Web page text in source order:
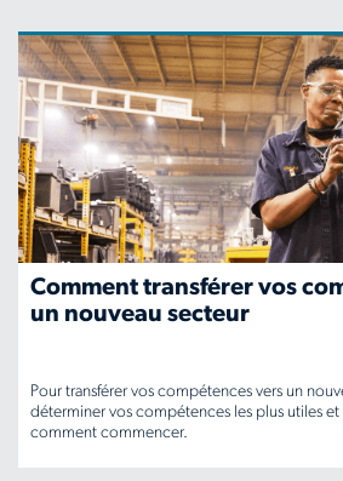
ca/
is-
skilled-
trades-
day
Comment transférer vos
un nouveau secteur
Pour transférer vos compétences vers un
déterminer vos compétences les plus utiles
comment commencer.